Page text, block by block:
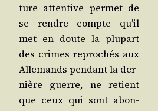
ture atten­tive per­met de
se rendre compte qu’il
met en doute la plu­part
des crimes repro­chés aux
Alle­mands pen­dant la der­
nière guerre, ne retient
que ceux qui sont abon­